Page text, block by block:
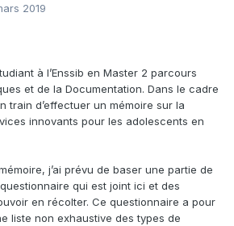
2019
à l’Enssib en Master 2 parcours
et de la Documentation. Dans le cadre
train d’effectuer un mémoire sur la
innovants pour les adolescents en
j’ai prévu de baser une partie de
qui est joint ici et des
en récolter. Ce questionnaire a pour
liste non exhaustive des types de